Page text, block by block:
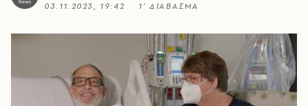
03.11.2023, 19:42 1’ ΔΙΑΒΑΣΜΑ